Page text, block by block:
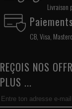
Livraison
CB, Visa,
REÇOIS NOS
PLUS ...